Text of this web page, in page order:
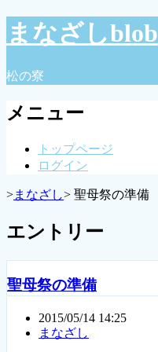
まなざしblob
松の寮
メニュー
トップページ
ログイン
>まなざし> 聖母祭の準備
エントリー
聖母祭の準備
2015/05/14 14:25
まなざし